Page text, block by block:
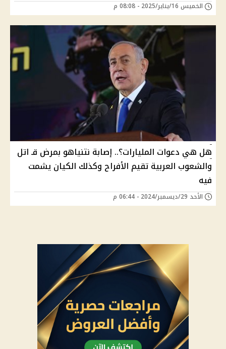
الخميس 16/يناير/2025 - 08:08 م
هل هي دعوات المليارات؟.. إصابة نتنياهو بمرض قـ اتل
والشعوب العربية تقيم الأفراح وكذلك الكيان يشمت
فيه
الأحد 29/ديسمبر/2024 - 06:44 م